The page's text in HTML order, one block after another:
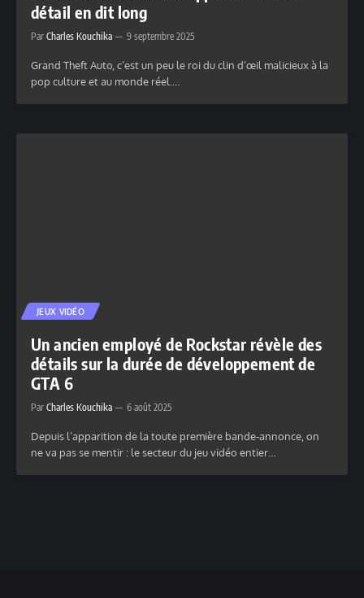
détail en dit long
Par Charles Kouchika 9 septembre 2025
Grand Theft Auto, c’est un peu le roi du clin d’œil malicieux à la
pop culture et au monde réel.…
JEUX VIDÉO
Un ancien employé de Rockstar révèle des
détails sur la durée de développement de
GTA 6
Par Charles Kouchika 6 août 2025
Depuis l’apparition de la toute première bande-annonce, on
ne va pas se mentir : le secteur du jeu vidéo entier…